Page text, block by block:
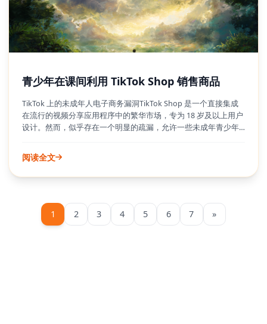
青少年在课间利用 TikTok Shop 销售商品
TikTok 上的未成年人电子商务漏洞TikTok Shop 是一个直接集成
在流行的视频分享应用程序中的繁华市场，专为 18 岁及以上用户
设计。然而，似乎存在一个明显的疏漏，允许一些未成年青少年
问题的核心在于 TikTok 如何处理年龄验证，尤其是在稍后应用家
长控制的情况下。这个漏洞使得未成年人能够进行在线购物和潜
在的销售，即使家长认为他们正在管理孩子的数字足迹。
阅读全文
1 2 3 4 5 6 7 »